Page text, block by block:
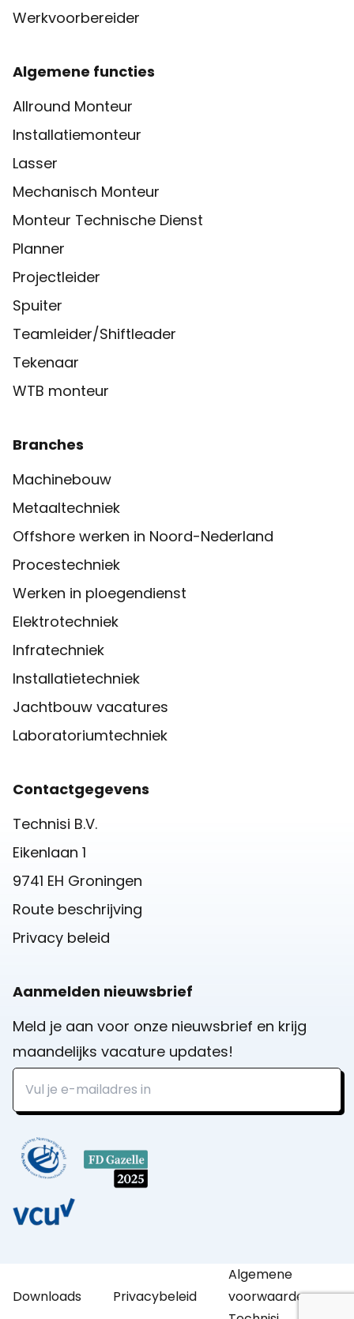
Werkvoorbereider
Algemene functies
Allround Monteur
Installatiemonteur
Lasser
Mechanisch Monteur
Monteur Technische Dienst
Planner
Projectleider
Spuiter
Teamleider/Shiftleader
Tekenaar
WTB monteur
Branches
Machinebouw
Metaaltechniek
Offshore werken in Noord-Nederland
Procestechniek
Werken in ploegendienst
Elektrotechniek
Infratechniek
Installatietechniek
Jachtbouw vacatures
Laboratoriumtechniek
Contactgegevens
Technisi B.V.
Eikenlaan 1
9741 EH Groningen
Route beschrijving
Privacy beleid
Aanmelden nieuwsbrief
Meld je aan voor onze nieuwsbrief en krijg
maandelijks vacature updates!
Downloads Privacybeleid
Algemene
voorwaarden